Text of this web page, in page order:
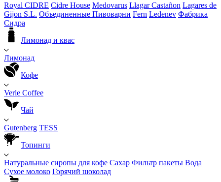
Royal CIDRE Cidre House Medovarus Llagar Castañon Lagares de
Gijon S.L. Объединенные Пивоварни Fern Ledenev Фабрика
Сидра
Лимонад и квас
Лимонад
Кофе
Verle Coffee
Чай
Gutenberg TESS
Топинги
Натуральные сиропы для кофе Сахар Фильтр пакеты Вода
Сухое молоко Горячий шоколад